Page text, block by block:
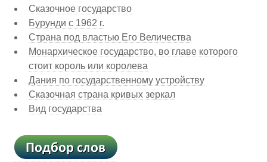
Сказочное государство
Бурунди с 1962 г.
Страна под властью Его Величества
Монархическое государство, во главе которого
стоит король или королева
Дания по государственному устройству
Сказочная страна кривых зеркал
Вид государства